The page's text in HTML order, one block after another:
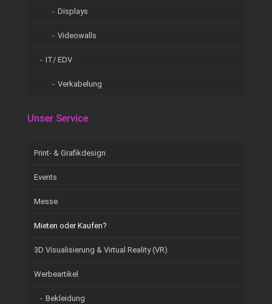
Displays
Videowalls
IT/ EDV
Verkabelung
Unser Service
Print- & Grafikdesign
Events
Messe
Mieten oder Kaufen?
3D Visualisierung & Virtual Reality (VR)
Werbeartikel
Bekleidung